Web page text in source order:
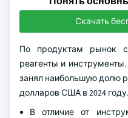
Скачать
По продуктам рынок
реагенты и
занял наибольшую долю
долларов США в 2024 году.
В отличие от